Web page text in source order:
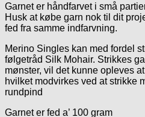
Garnet er håndfarvet i små
Husk at købe garn nok til dit
fed fra samme indfarvning.
Merino Singles kan med fordel
følgetråd Silk Mohair. Strikkes
mønster, vil det kunne opleves
hvilket modvirkes ved at strikke
rundpind
Garnet er fed a’ 100 gram